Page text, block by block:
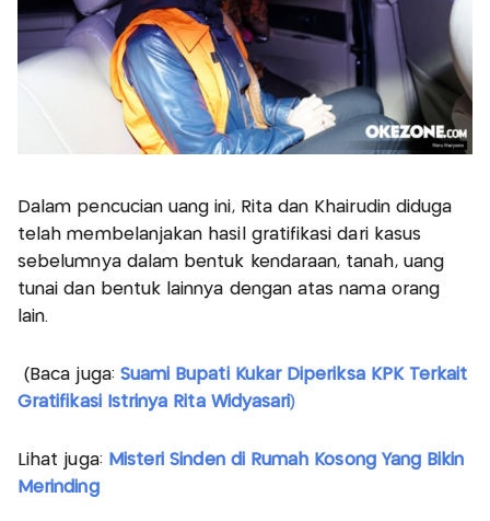
Dalam pencucian uang ini, Rita dan Khairudin diduga
telah membelanjakan hasil gratifikasi dari kasus
sebelumnya dalam bentuk kendaraan, tanah, uang
tunai dan bentuk lainnya dengan atas nama orang
lain.
(Baca juga: Suami Bupati Kukar Diperiksa KPK Terkait
Gratifikasi Istrinya Rita Widyasari)
Lihat juga: Misteri Sinden di Rumah Kosong Yang Bikin
Merinding